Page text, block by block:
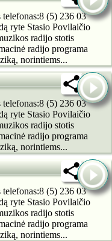
(5) 236 03
ryte Stasio Povilaičio
radijo stotis
radijo programa
norintiems...
(5) 236 03
ryte Stasio Povilaičio
radijo stotis
radijo programa
norintiems...
(5) 236 03
ryte Stasio Povilaičio
radijo stotis
radijo programa
norintiems...